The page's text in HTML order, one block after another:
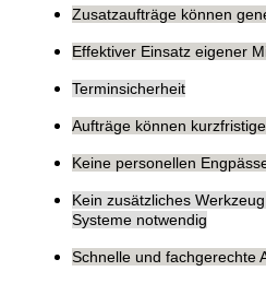
Zusatzaufträge können
Effektiver Einsatz eigener
Terminsicherheit
Aufträge können
Keine personellen
Kein zusätzliches
Systeme notwendig
Schnelle und fachgerechte